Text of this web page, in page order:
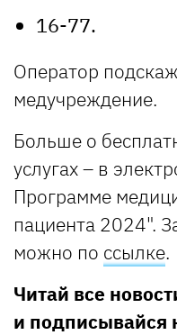
16-77.
Оператор
медучреждение.
Больше о
услугах – в
Программе
пациента 2024".
можно по ссылке.
Читай все
и подписывайся